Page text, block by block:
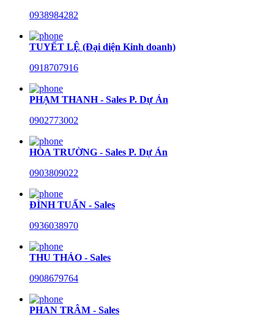
0938984282
TUYẾT LỆ (Đại diện Kinh doanh)
0918707916
PHẠM THANH - Sales P. Dự Án
0902773002
HÒA TRƯỜNG - Sales P. Dự Án
0903809022
ĐÌNH TUẤN - Sales
0936038970
THU THẢO - Sales
0908679764
PHAN TRÂM - Sales